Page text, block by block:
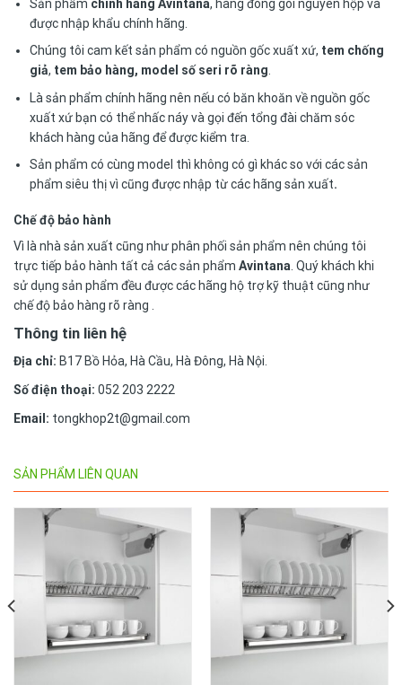
Sản phẩm chính hãng Avintana, hàng đóng gói nguyên hộp và
được nhập khẩu chính hãng.
Chúng tôi cam kết sản phẩm có nguồn gốc xuất xứ, tem chống
giả, tem bảo hàng, model số seri rõ ràng.
Là sản phẩm chính hãng nên nếu có băn khoăn về nguồn gốc
xuất xứ bạn có thể nhấc náy và gọi đến tổng đài chăm sóc
khách hàng của hãng để được kiểm tra.
Sản phẩm có cùng model thì không có gì khác so với các sản
phẩm siêu thị vì cũng được nhập từ các hãng sản xuất.
Chế độ bảo hành
Vì là nhà sản xuất cũng như phân phối sản phẩm nên chúng tôi
trực tiếp bảo hành tất cả các sản phẩm Avintana. Quý khách khi
sử dụng sản phẩm đều được các hãng hộ trợ kỹ thuật cũng như
chế độ bảo hàng rõ ràng .
Thông tin liên hệ
Địa chỉ: B17 Bồ Hỏa, Hà Cầu, Hà Đông, Hà Nội.
Số điện thoại: 052 203 2222
Email: tongkhop2t@gmail.com
SẢN PHẨM LIÊN QUAN